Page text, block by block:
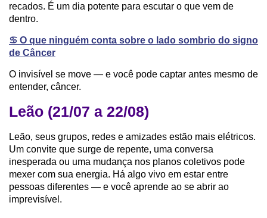
recados. É um dia potente para escutar o que vem de
dentro.
♋️ O que ninguém conta sobre o lado sombrio do signo
de Câncer
O invisível se move — e você pode captar antes mesmo de
entender, câncer.
Leão (21/07 a 22/08)
Leão, seus grupos, redes e amizades estão mais elétricos.
Um convite que surge de repente, uma conversa
inesperada ou uma mudança nos planos coletivos pode
mexer com sua energia. Há algo vivo em estar entre
pessoas diferentes — e você aprende ao se abrir ao
imprevisível.